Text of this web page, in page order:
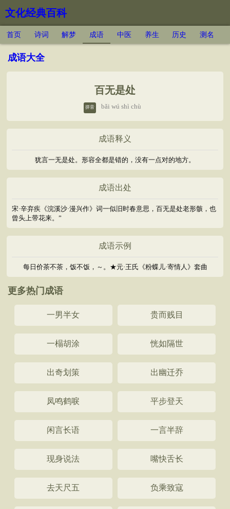
文化经典百科
首页 诗词 解梦 成语 中医 养生 历史 测名
成语大全
百无是处
拼音 bǎi wú shì chù
成语释义
犹言一无是处。形容全都是错的，没有一点对的地方。
成语出处
宋·辛弃疾《浣溪沙·漫兴作》词一似旧时春意思，百无是处老形骸，也
曾头上带花来。”
成语示例
每日价茶不茶，饭不饭，～。★元·王氏《粉蝶儿·寄情人》套曲
更多热门成语
一男半女 贵而贱目
一榻胡涂 恍如隔世
出奇划策 出幽迁乔
凤鸣鹤唳 平步登天
闲言长语 一言半辞
现身说法 嘴快舌长
去天尺五 负乘致寇